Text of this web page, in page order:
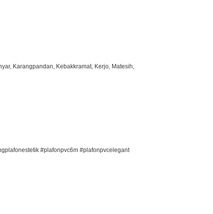
Karangpandan, Kebakkramat, Kerjo, Matesih,
#plafonpvc6m #plafonpvcelegant